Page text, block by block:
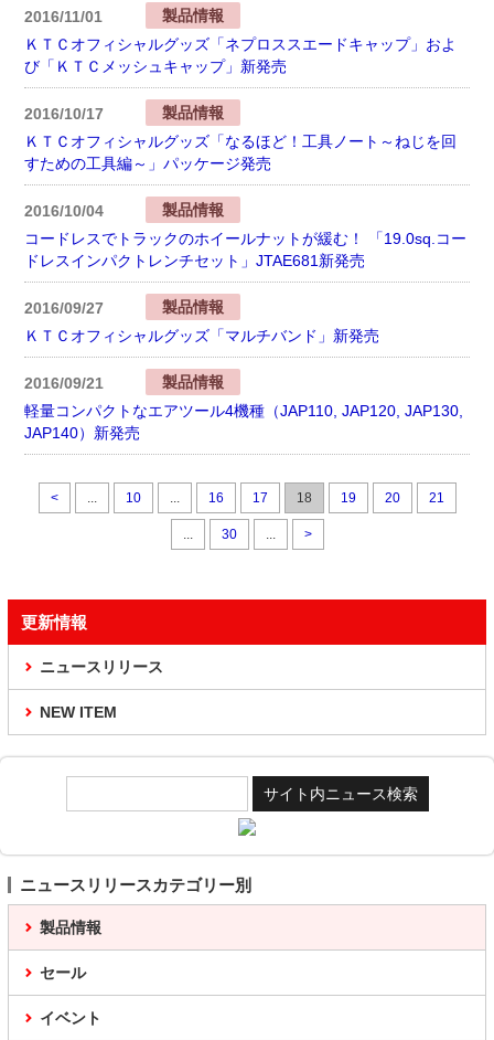
2016/11/01
製品情報
ＫＴＣオフィシャルグッズ「ネプロススエードキャップ」およ
び「ＫＴＣメッシュキャップ」新発売
2016/10/17
製品情報
ＫＴＣオフィシャルグッズ「なるほど！工具ノート～ねじを回
すための工具編～」パッケージ発売
2016/10/04
製品情報
コードレスでトラックのホイールナットが緩む！ 「19.0sq.コー
ドレスインパクトレンチセット」JTAE681新発売
2016/09/27
製品情報
ＫＴＣオフィシャルグッズ「マルチバンド」新発売
2016/09/21
製品情報
軽量コンパクトなエアツール4機種（JAP110, JAP120, JAP130,
JAP140）新発売
< ... 10 ... 16 17 18 19 20 21
... 30 ... >
更新情報
ニュースリリース
NEW ITEM
ニュースリリースカテゴリー別
製品情報
セール
イベント